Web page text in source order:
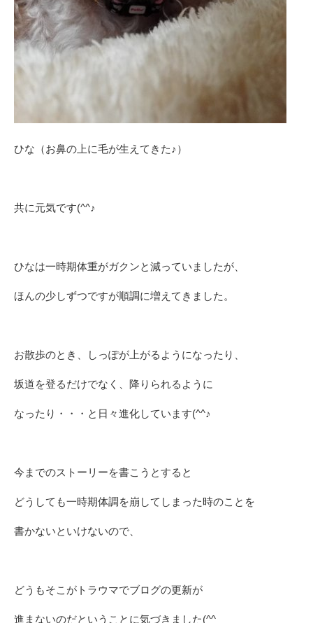
ひな（お鼻の上に毛が生えてきた♪）
共に元気です(^^♪
ひなは一時期体重がガクンと減っていましたが、
ほんの少しずつですが順調に増えてきました。
お散歩のとき、しっぽが上がるようになったり、
坂道を登るだけでなく、降りられるように
なったり・・・と日々進化しています(^^♪
今までのストーリーを書こうとすると
どうしても一時期体調を崩してしまった時のことを
書かないといけないので、
どうもそこがトラウマでブログの更新が
進まないのだということに気づきました(^^ゞ